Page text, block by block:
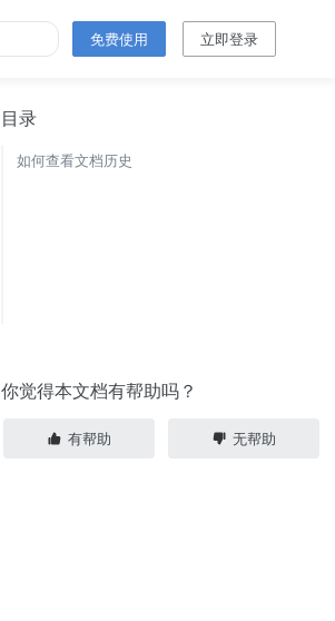
免费使用 立即登录
目录
如何查看文档历史
你觉得本文档有帮助吗？
有帮助 无帮助